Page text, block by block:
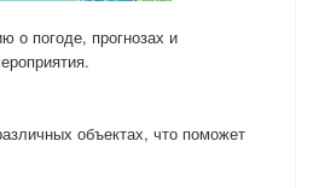
о погоде, прогнозах и
объектах, что поможет